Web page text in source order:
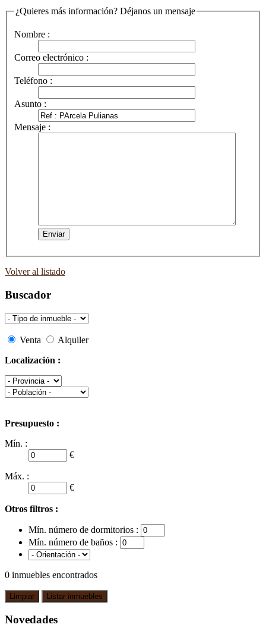
¿Quieres más información? Déjanos un mensaje
Nombre :
Correo electrónico :
Teléfono :
Asunto :
Mensaje :
Volver al listado
Buscador
Venta
Alquiler
Localización :
Presupuesto :
Mín. :
€
Máx. :
€
Otros filtros :
Mín. número de dormitorios :
Mín. número de baños :
0 inmuebles encontrados
Novedades